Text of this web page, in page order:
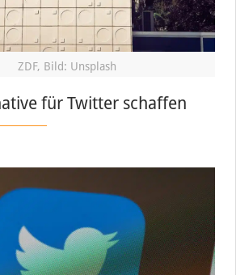
ZDF, Bild: Unsplash
für Twitter schaffen